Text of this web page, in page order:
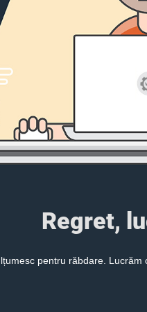
Regret,
pentru răbdare.